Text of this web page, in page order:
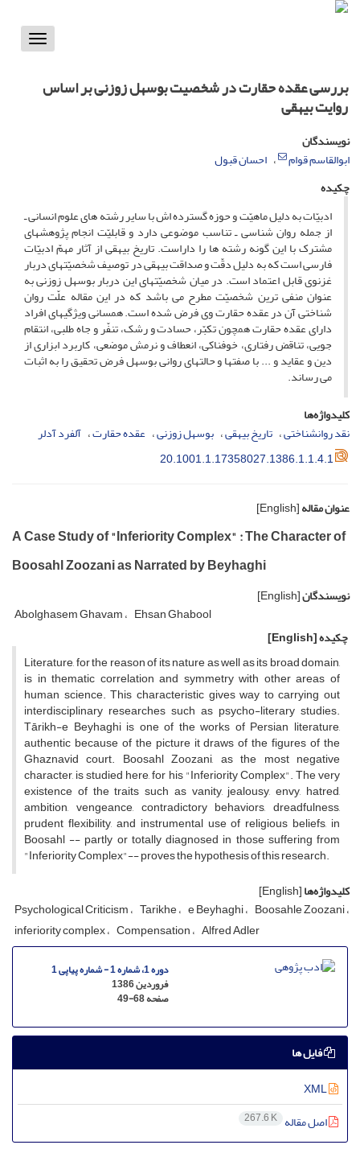
Toggle
بررسی عقده حقارت در شخصیت بوسهل زوزنی بر اساس
روایت بیهقی
نویسندگان
ابوالقاسم قوام
احسان قبول
چکیده
ادبیّات به دلیل ماهیّت و حوزه گسترده اش با سایر رشته های علوم انسانی ـ
از جمله روان شناسی ـ تناسب موضوعی دارد و قابلیّت انجام پژوهشهای
مشترک با این گونه رشته ها را داراست. تاریخ بیهقی از آثار مهمّ ادبیّات
فارسی است که به دلیل دقّت و صداقت بیهقی در توصیف شخصیّتهای دربار
غزنوی قابل اعتماد است. در میان شخصیّتهای این دربار بوسهل زوزنی به
عنوان منفی ترین شخصیّت مطرح می باشد که در این مقاله علّت روان
شناختی آن در عقده حقارت وی فرض شده است. همسانی ویژگیهای افراد
دارای عقده حقارت همچون تکبّر، حسادت و رشک، تنفّر و جاه طلبی، انتقام
جویی، تناقض رفتاری، خوفناکی، انعطاف و نرمش موضعی، کاربرد ابزاری از
دین و عقاید و ... با صفتها و حالتهای روانی بوسهل فرض تحقیق را به اثبات
می رساند.
کلیدواژه‌ها
نقد روانشناختی تاریخ بیهقی بوسهل زوزنی عقده حقارت آلفرد آدلر
20.1001.1.17358027.1386.1.1.4.1
عنوان مقاله[English]
A Case Study of "Inferiority Complex" : The Character of
Boosahl Zoozani as Narrated by Beyhaghi
نویسندگان[English]
Abolghasem Ghavam Ehsan Ghabool
چکیده[English]
Literature, for the reason of its nature as well as its broad domain,
is in thematic correlation and symmetry with other areas of
human science. This characteristic gives way to carrying out
interdisciplinary researches such as psycho-literary studies.
Tārikh-e Beyhaghi is one of the works of Persian literature,
authentic because of the picture it draws of the figures of the
Ghaznavid court. Boosahl Zoozani, as the most negative
character, is studied here, for his "Inferiority Complex". The very
existence of the traits such as vanity, jealousy, envy, hatred,
ambition, vengeance, contradictory behaviors, dreadfulness,
prudent flexibility, and instrumental use of religious beliefs, in
Boosahl -- partly or totally diagnosed in those suffering from
"Inferiority Complex"-- proves the hypothesis of this research.
کلیدواژه‌ها[English]
Psychological Criticism Tarikhe e Beyhaghi Boosahle Zoozani
inferiority complex Compensation Alfred Adler
دوره 1، شماره 1 - شماره پیاپی 1
فروردین 1386
صفحه49-68
فایل ها
اصل مقاله 267.6 K